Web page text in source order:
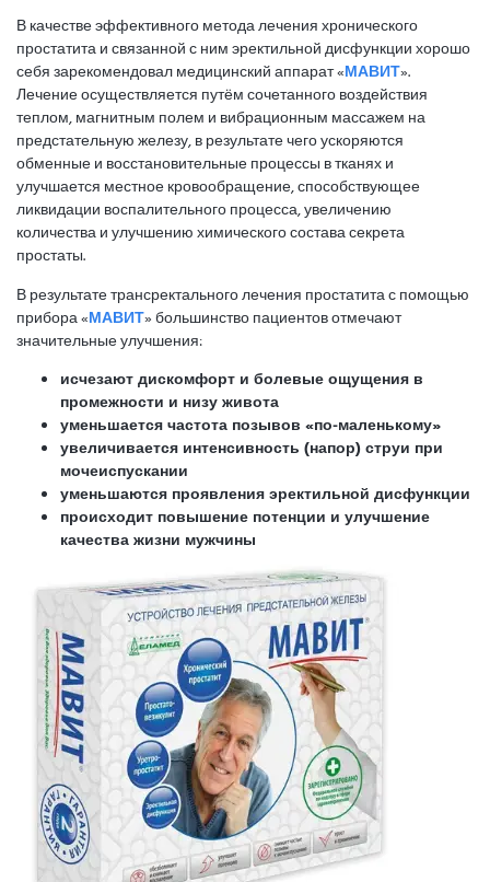
В качестве эффективного метода лечения хронического
простатита и связанной с ним эректильной дисфункции хорошо
себя зарекомендовал медицинский аппарат «МАВИТ».
Лечение осуществляется путём сочетанного воздействия
теплом, магнитным полем и вибрационным массажем на
предстательную железу, в результате чего ускоряются
обменные и восстановительные процессы в тканях и
улучшается местное кровообращение, способствующее
ликвидации воспалительного процесса, увеличению
количества и улучшению химического состава секрета
простаты.
В результате трансректального лечения простатита с помощью
прибора «МАВИТ» большинство пациентов отмечают
значительные улучшения:
исчезают дискомфорт и болевые ощущения в
промежности и низу живота
уменьшается частота позывов «по-маленькому»
увеличивается интенсивность (напор) струи при
мочеиспускании
уменьшаются проявления эректильной дисфункции
происходит повышение потенции и улучшение
качества жизни мужчины